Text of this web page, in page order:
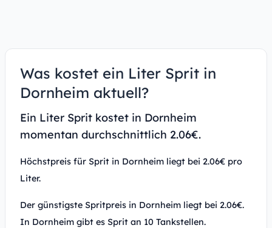
Was kostet ein Liter Sprit in
Dornheim aktuell?
Ein Liter Sprit kostet in Dornheim
momentan durchschnittlich 2.06€.
Höchstpreis für Sprit in Dornheim liegt bei 2.06€ pro
Liter.
Der günstigste Spritpreis in Dornheim liegt bei 2.06€.
In Dornheim gibt es Sprit an 10 Tankstellen.